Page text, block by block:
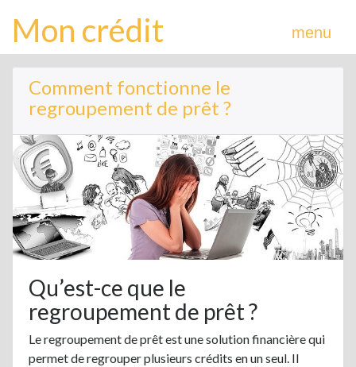
Mon crédit menu
Comment fonctionne le
regroupement de prêt ?
Qu’est-ce que le
regroupement de prêt ?
Le regroupement de prêt est une solution financière qui
permet de regrouper plusieurs crédits en un seul. Il